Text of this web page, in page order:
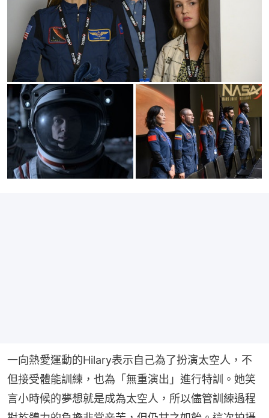
一向熱愛運動的Hilary表示自己為了扮演太空人，不
但接受體能訓練，也為「無重演出」進行特訓。她笑
言小時候的夢想就是成為太空人，所以儘管訓練過程